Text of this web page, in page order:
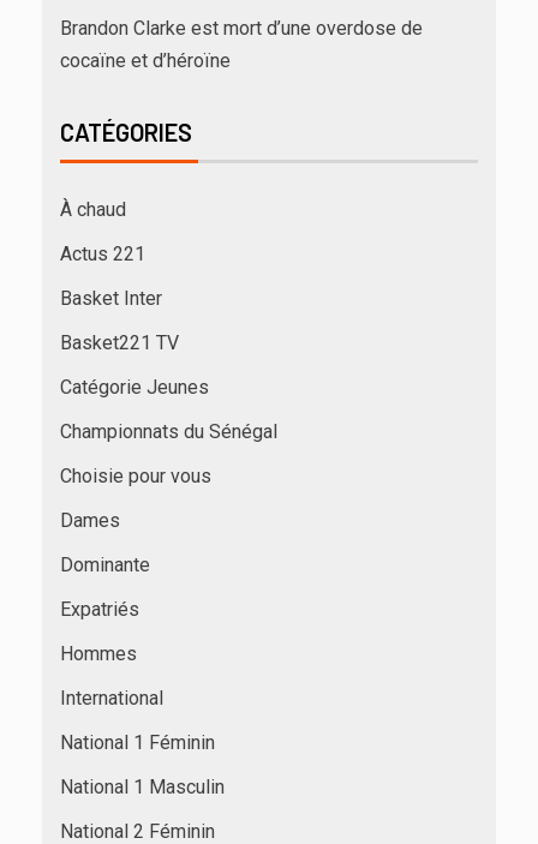
Brandon Clarke est mort d’une overdose de
cocaïne et d’héroïne
CATÉGORIES
À chaud
Actus 221
Basket Inter
Basket221 TV
Catégorie Jeunes
Championnats du Sénégal
Choisie pour vous
Dames
Dominante
Expatriés
Hommes
International
National 1 Féminin
National 1 Masculin
National 2 Féminin